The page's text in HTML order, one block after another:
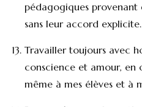
pédagogiques provenant
sans leur accord explicite.
Travailler toujours avec
conscience et amour,
même à mes élèves et à